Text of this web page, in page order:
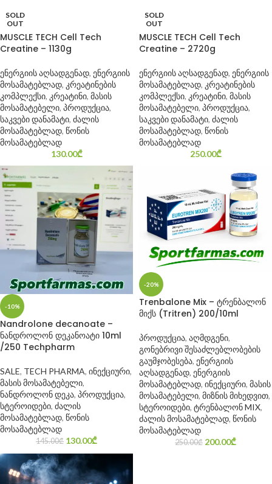
SOLD
OUT
MUSCLE TECH Cell Tech
Creatine – 1130g
ენერგიის აღსადგენად, ენერგიის
მოსამატებლად, კრეატინების
კომპლექსი, კრეატინი, მასის
მოსამატებელი, პროდუქცია,
საკვები დანამატი, ძალის
მოსამატებლად, წონის
მოსამატებლად
130.00₾
SOLD
OUT
MUSCLE TECH Cell Tech
Creatine – 2720g
ენერგიის აღსადგენად, ენერგიის
მოსამატებლად, კრეატინების
კომპლექსი, კრეატინი, მასის
მოსამატებელი, პროდუქცია,
საკვები დანამატი, ძალის
მოსამატებლად, წონის
მოსამატებლად
250.00₾
-10%
Nandrolone decanoate –
ნანდროლონ დეკანოატი 10ml
/250 Techpharm
SALE, TECH PHARMA, ინექციური,
მასის მოსამატებელი,
ნანდროლონ დეკა, პროდუქცია,
სტეროიდები, ძალის
მოსამატებლად, წონის
მოსამატებლად
145.00₾ 130.00₾
-20%
Trenbalone Mix – ტრენბალონ
მიქს (Tritren) 200/10ml
პროდუქცია, აღმდგენი,
გონებრივი შესაძლებლობების
გაუმჯობესება, ენერგიის
აღსადგენად, ენერგიის
მოსამატებლად, ინექციური, მასის
მოსამატებელი, მიზნის მიხედვით,
სტეროიდები, ტრენბალონ MIX,
ძალის მოსამატებლად, წონის
მოსამატებლად
250.00₾ 200.00₾